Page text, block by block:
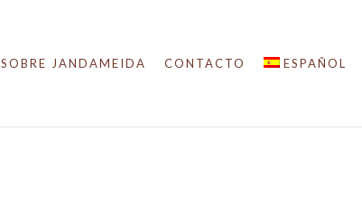
SOBRE JANDAMEIDA CONTACTO ESPAÑOL